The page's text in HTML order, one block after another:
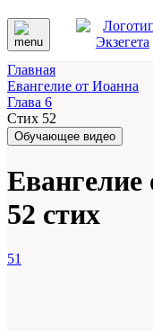
Главная
Евангелие от Иоанна
Глава 6
Стих 52
Обучающее видео
Евангелие
52 стих
51